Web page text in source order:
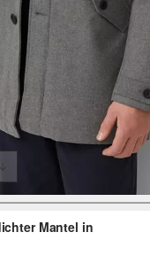
Mantel in